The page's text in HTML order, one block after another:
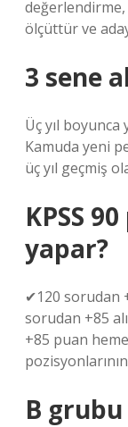
ölçüttür ve
3 sene
Üç yıl boyunca
Kamuda yeni
üç yıl geçmiş
KPSS
yapar?
✔120 sorudan
sorudan +85
+85 puan
pozisyonlarının
B